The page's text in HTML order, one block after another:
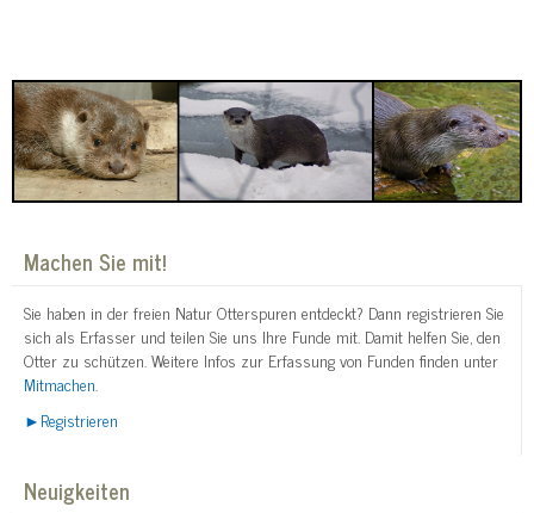
Machen Sie mit!
Sie haben in der freien Natur Otterspuren entdeckt? Dann registrieren Sie
sich als Erfasser und teilen Sie uns Ihre Funde mit. Damit helfen Sie, den
Otter zu schützen. Weitere Infos zur Erfassung von Funden finden unter
Mitmachen.
►Registrieren
Neuigkeiten